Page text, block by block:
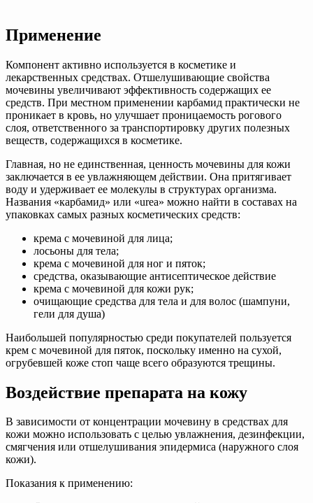
Применение
Компонент активно используется в косметике и
лекарственных средствах. Отшелушивающие свойства
мочевины увеличивают эффективность содержащих ее
средств. При местном применении карбамид практически не
проникает в кровь, но улучшает проницаемость рогового
слоя, ответственного за транспортировку других полезных
веществ, содержащихся в косметике.
Главная, но не единственная, ценность мочевины для кожи
заключается в ее увлажняющем действии. Она притягивает
воду и удерживает ее молекулы в структурах организма.
Названия «карбамид» или «urea» можно найти в составах на
упаковках самых разных косметических средств:
крема с мочевиной для лица;
лосьоны для тела;
крема с мочевиной для ног и пяток;
средства, оказывающие антисептическое действие
крема с мочевиной для кожи рук;
очищающие средства для тела и для волос (шампуни,
гели для душа)
Наибольшей популярностью среди покупателей пользуется
крем с мочевиной для пяток, поскольку именно на сухой,
огрубевшей коже стоп чаще всего образуются трещины.
Воздействие препарата на кожу
В зависимости от концентрации мочевину в средствах для
кожи можно использовать с целью увлажнения, дезинфекции,
смягчения или отшелушивания эпидермиса (наружного слоя
кожи).
Показания к применению: